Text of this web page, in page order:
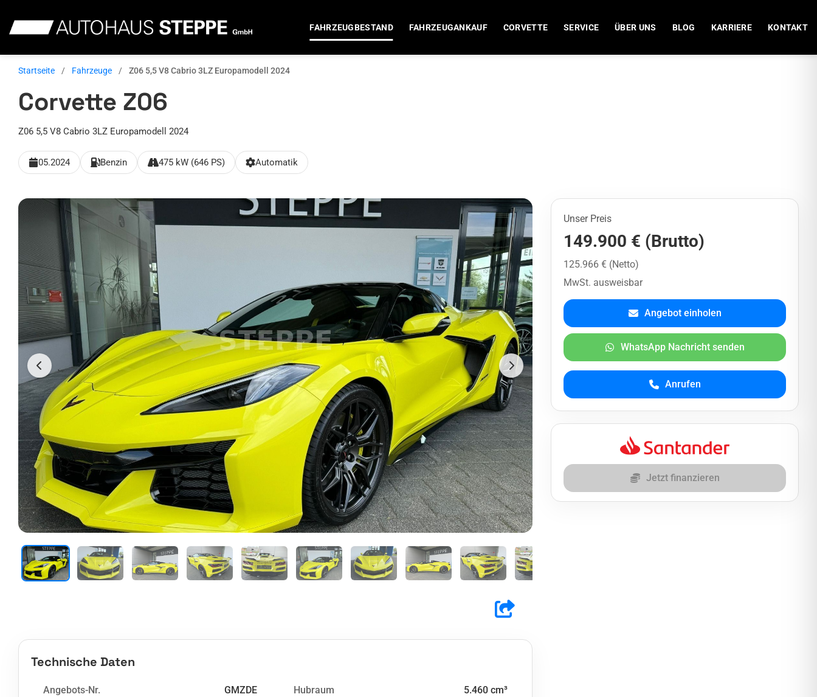
Inhalt
springen
FAHRZEUGBESTAND FAHRZEUGANKAUF CORVETTE SERVICE ÜBER UNS BLOG KARRIERE KONTAKT
Startseite / Fahrzeuge / Z06 5,5 V8 Cabrio 3LZ Europamodell 2024
Corvette Z06
Z06 5,5 V8 Cabrio 3LZ Europamodell 2024
05.2024 Benzin 475 kW (646 PS) Automatik
Technische Daten
Angebots-Nr. GMZDE Hubraum 5.460 cm³
Unser Preis
149.900 € (Brutto)
125.966 € (Netto)
MwSt. ausweisbar
Angebot einholen
WhatsApp Nachricht senden
Anrufen
Jetzt finanzieren